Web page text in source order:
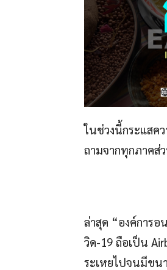
ในช่วงนี้กระแสค
ถามจากทุกภาคส่
ล่าสุด “องค์การอ
วิด-19 ถือเป็น
ระเหยไปจนมีขน